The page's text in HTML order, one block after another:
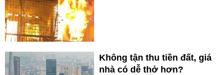
Không tận thu tiền đất, giá
nhà có dễ thở hơn?